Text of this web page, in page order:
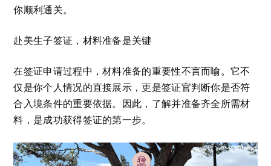
你顺利通关。
赴美生子签证，材料准备是关键
在签证申请过程中，材料准备的重要性不言而喻。它不
仅是你个人情况的直接展示，更是签证官判断你是否符
合入境条件的重要依据。因此，了解并准备齐全所需材
料，是成功获得签证的第一步。